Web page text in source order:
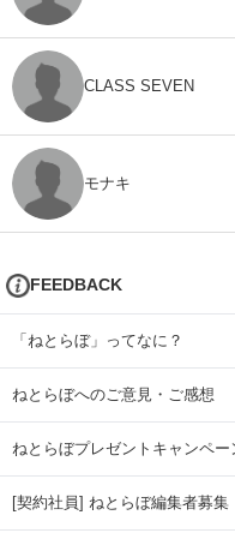
CLASS SEVEN
モナキ
FEEDBACK
「ねとらぼ」ってなに？
ねとらぼへのご意見・ご感想
ねとらぼプレゼントキャンペー
[契約社員] ねとらぼ編集者募集